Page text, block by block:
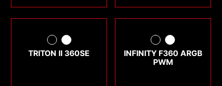
TRITON II 360SE
INFINITY F360 ARGB
PWM